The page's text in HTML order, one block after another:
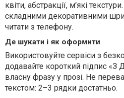
квіти, абстракції, м’які
складними декоративними
читати з телефону.
Де шукати і як оформити
Використовуйте сервіси з
додавайте короткий підпис
власну фразу у прозі. Не
текстом: 2–3 рядки достатньо.